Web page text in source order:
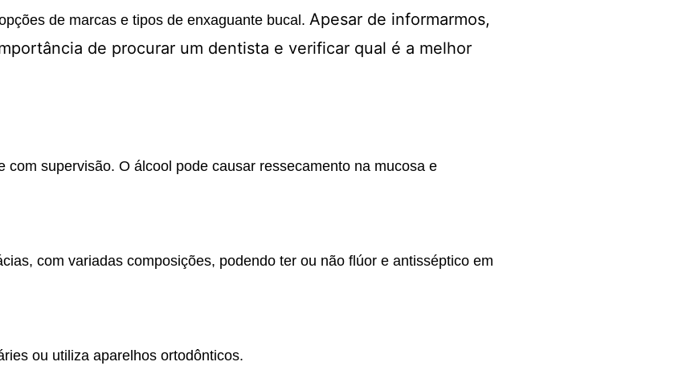
de marcas e tipos de enxaguante bucal. Apesar de informarmos,
de procurar um dentista e verificar qual é a melhor
supervisão. O álcool pode causar ressecamento na mucosa e
com variadas composições, podendo ter ou não flúor e antisséptico em
ou utiliza aparelhos ortodônticos.